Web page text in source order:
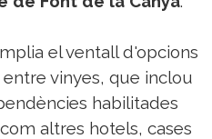
el ventall d'opcions
vinyes, que inclou
habilitades
altres hotels, cases